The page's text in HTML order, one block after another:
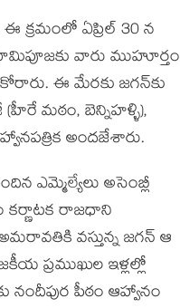
క్రమంలో ఏప్రిల్‌ 30 న
వారు ముహూర్తం
ఈ మేరకు జగన్‌కు
(హీరే మఠం, బెన్నిహళ్ళి),
అందజేశారు.
ఎమ్మెల్యేలు అసెంబ్లీ
రాజధాని
వస్తున్న జగన్ ఆ
ప్రముఖుల ఇళ్లల్లో
నందీపుర పీఠం ఆహ్వానం